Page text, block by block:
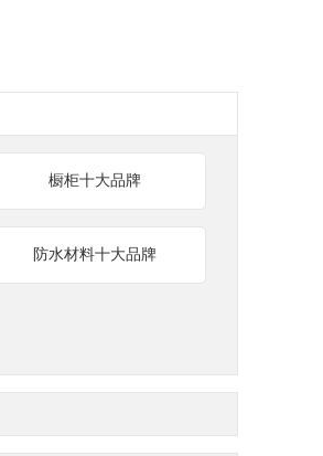
橱柜十大品牌
防水材料十大品牌